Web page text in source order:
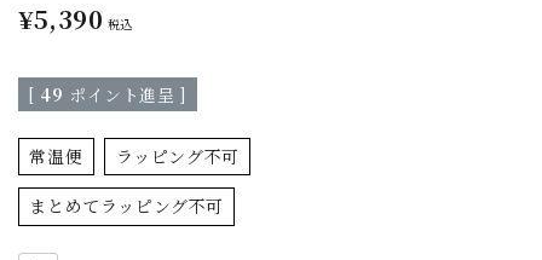
¥5,390 税込
[ 49 ポイント進呈 ]
常温便 ラッピング不可
まとめてラッピング不可